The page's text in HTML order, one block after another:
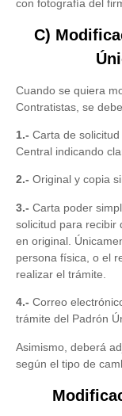
con fotografía del
C)
Cuando se quiera
Contratistas, se
1.- Carta de
Central indicando
2.- Original y copia
3.- Carta poder
solicitud para recibir
en original.
persona física, o el
realizar el trámite.
4.- Correo
trámite del Padrón
Asimismo, deberá
según el tipo de